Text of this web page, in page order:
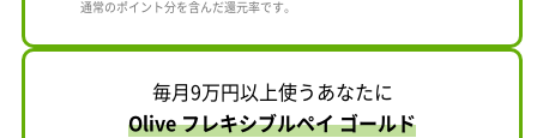
通常のポイント分を含んだ還元率です。
毎月9万円以上使うあなたに
Olive フレキシブルペイ ゴールド